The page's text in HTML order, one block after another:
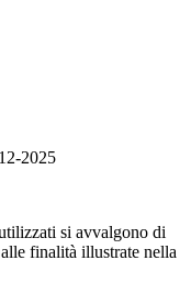
2025
si avvalgono di
finalità illustrate nella